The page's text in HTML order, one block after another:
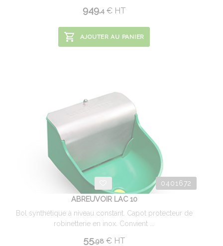
949.4 €HT
AJOUTER AU PANIER
0401672
ABREUVOIR LAC 10
Bol synthétique à niveau constant. Capot protecteur de
robinetterie en inox. Convient ...
55.98 €HT